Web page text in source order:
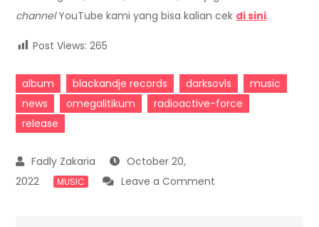
channelYouTube kami yang bisa kalian cek di sini.
Post Views: 265
album blackandje records darksovls
music
news
omegalitikum
radioactive-force
release
October 20,
2022
MUSIC Leave a Comment